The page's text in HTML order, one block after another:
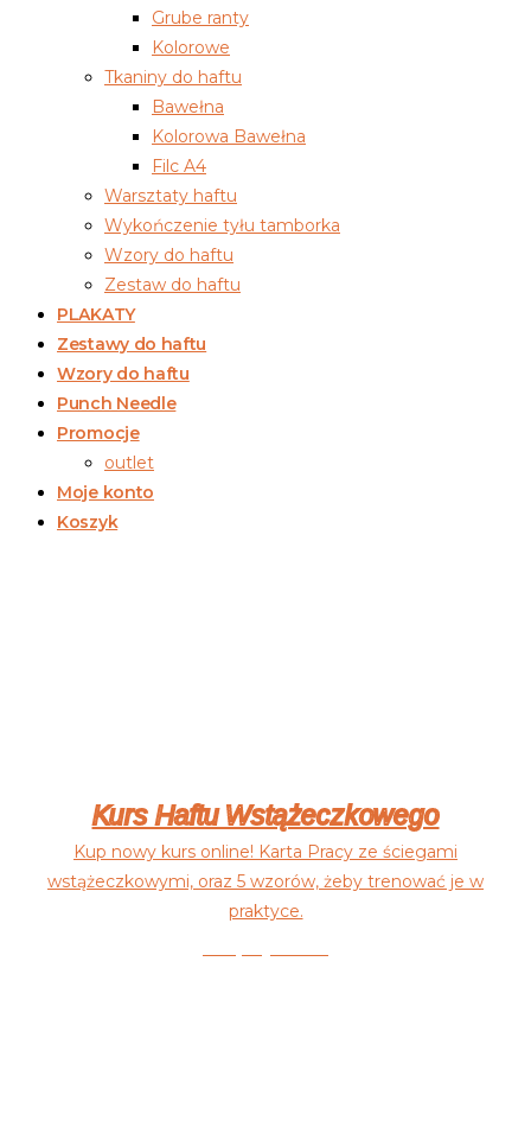
Grube ranty
Kolorowe
Tkaniny do haftu
Bawełna
Kolorowa Bawełna
Filc A4
Warsztaty haftu
Wykończenie tyłu tamborka
Wzory do haftu
Zestaw do haftu
PLAKATY
Zestawy do haftu
Wzory do haftu
Punch Needle
Promocje
outlet
Moje konto
Koszyk
Kurs Haftu Wstążeczkowego
Kup nowy kurs online! Karta Pracy ze ściegami
wstążeczkowymi, oraz 5 wzorów, żeby trenować je w
praktyce.